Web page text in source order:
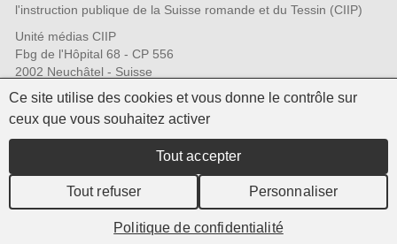
l'instruction publique de la Suisse romande et du Tessin (CIIP)
Unité médias CIIP
Fbg de l'Hôpital 68 - CP 556
2002 Neuchâtel - Suisse
Tél. +41 32 889 69 72
Fax +41 32 889 69 73
CIIP.emedia@ciip.ch
Commande de matériel
Ce site utilise des cookies et vous donne le contrôle sur
ceux que vous souhaitez activer
Tout accepter
Tout refuser Personnaliser
Politique de confidentialité